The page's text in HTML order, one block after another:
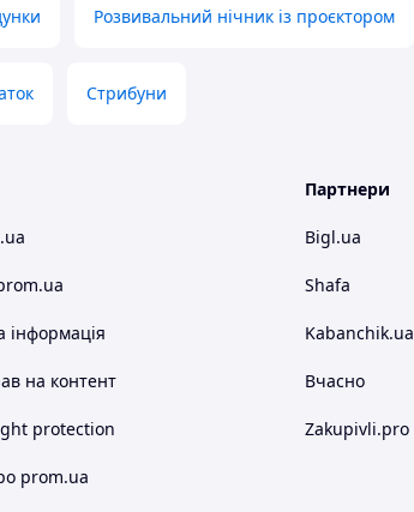
Розвивальний нічник із проєктором
Стрибуни
інформація
на контент
protection
prom.ua
Партнери
Bigl.ua
Shafa
Kabanchik.ua
Вчасно
Zakupivli.pro